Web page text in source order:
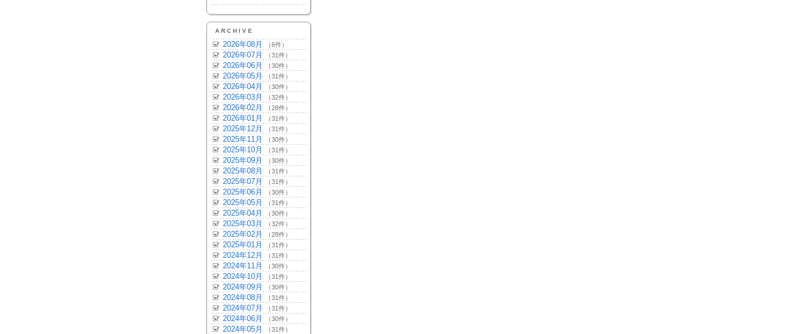
ARCHIVE
2026年08月 （6件）
2026年07月 （31件）
2026年06月 （30件）
2026年05月 （31件）
2026年04月 （30件）
2026年03月 （32件）
2026年02月 （28件）
2026年01月 （31件）
2025年12月 （31件）
2025年11月 （30件）
2025年10月 （31件）
2025年09月 （30件）
2025年08月 （31件）
2025年07月 （31件）
2025年06月 （30件）
2025年05月 （31件）
2025年04月 （30件）
2025年03月 （32件）
2025年02月 （28件）
2025年01月 （31件）
2024年12月 （31件）
2024年11月 （30件）
2024年10月 （31件）
2024年09月 （30件）
2024年08月 （31件）
2024年07月 （31件）
2024年06月 （30件）
2024年05月 （31件）